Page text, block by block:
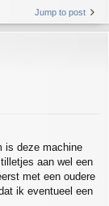
Jump to post
is deze machine
aan wel een
met een oudere
ik eventueel een